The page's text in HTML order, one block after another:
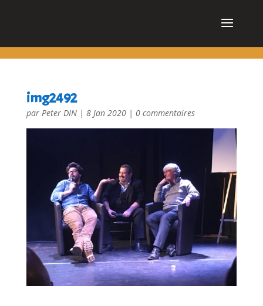
img2492
par Peter DIN| 8 Jan 2020| 0 commentaires